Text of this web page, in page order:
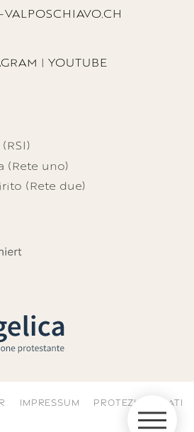
| YOUTUBE
(Rete uno)
(Rete due)
IMPRESSUM PROTEZIONE DATI